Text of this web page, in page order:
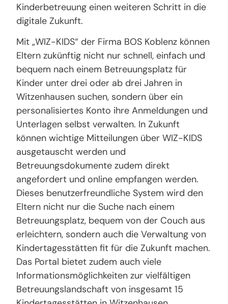
Kinderbetreuung einen weiteren Schritt in die
digitale Zukunft.
Mit „WIZ-KIDS“ der Firma BOS Koblenz können
Eltern zukünftig nicht nur schnell, einfach und
bequem nach einem Betreuungsplatz für
Kinder unter drei oder ab drei Jahren in
Witzenhausen suchen, sondern über ein
personalisiertes Konto ihre Anmeldungen und
Unterlagen selbst verwalten. In Zukunft
können wichtige Mitteilungen über WIZ-KIDS
ausgetauscht werden und
Betreuungsdokumente zudem direkt
angefordert und online empfangen werden.
Dieses benutzerfreundliche System wird den
Eltern nicht nur die Suche nach einem
Betreuungsplatz, bequem von der Couch aus
erleichtern, sondern auch die Verwaltung von
Kindertagesstätten fit für die Zukunft machen.
Das Portal bietet zudem auch viele
Informationsmöglichkeiten zur vielfältigen
Betreuungslandschaft von insgesamt 15